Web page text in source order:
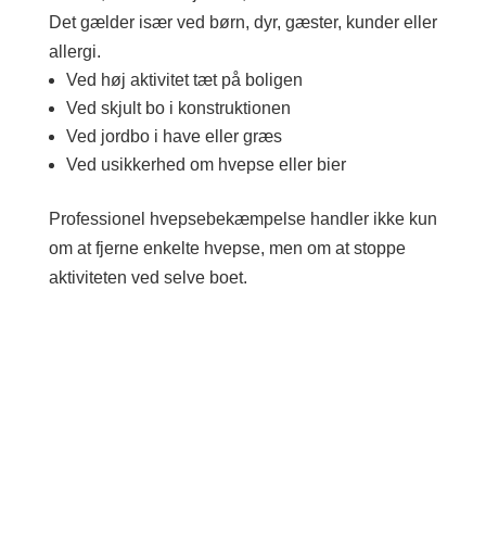
Det gælder især ved børn, dyr, gæster, kunder eller
allergi.
Ved høj aktivitet tæt på boligen
Ved skjult bo i konstruktionen
Ved jordbo i have eller græs
Ved usikkerhed om hvepse eller bier
Professionel hvepsebekæmpelse handler ikke kun
om at fjerne enkelte hvepse, men om at stoppe
aktiviteten ved selve boet.